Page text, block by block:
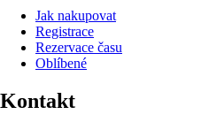
Jak nakupovat
Registrace
Rezervace času
Oblíbené
Kontakt